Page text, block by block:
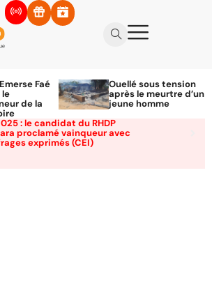
Faé
le
de la
Ouellé sous tension
après le meurtre d’un
jeune homme
: le candidat du RHDP
proclamé vainqueur avec
exprimés (CEI)